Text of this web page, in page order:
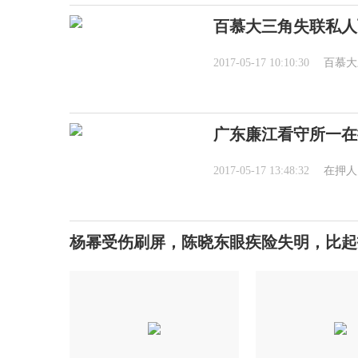
百慕大三角失联私
2017-05-17 10:10:30 百慕
广东廉江看守所一
2017-05-17 13:48:32 在押
杨幂受伤刷屏，陈晓东眼疾险失明，比